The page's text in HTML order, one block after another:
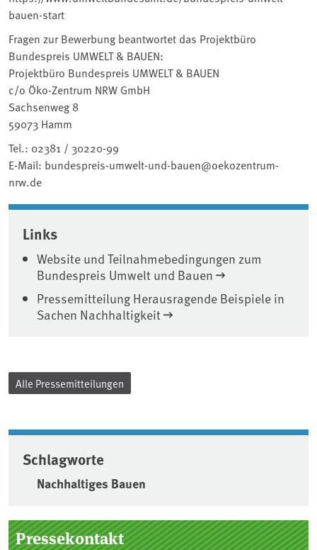
bauen-start
Fragen zur Bewerbung beantwortet das Projektbüro
Bundespreis UMWELT & BAUEN:
Projektbüro Bundespreis UMWELT & BAUEN
c/o Öko-Zentrum NRW GmbH
Sachsenweg 8
59073 Hamm
Tel.: 02381 / 30220-99
E-Mail: bundespreis-umwelt-und-bauen@oekozentrum-
nrw.de
Associated content
Links
Website und Teilnahmebedingungen zum
Bundespreis Umwelt und Bauen
Pressemitteilung Herausragende Beispiele in
Sachen Nachhaltigkeit
Alle Pressemitteilungen
Schlagworte
Nachhaltiges Bauen
Seitenleiste
Pressekontakt